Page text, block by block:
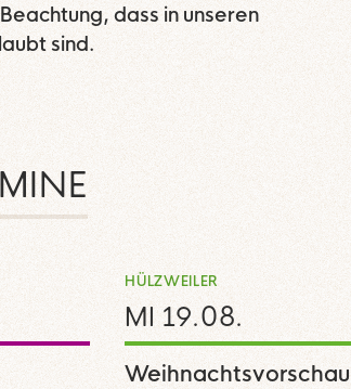
dass in unseren
sind.
HÜLZWEILER
MI 19.08.
Weihnachtsvorschau